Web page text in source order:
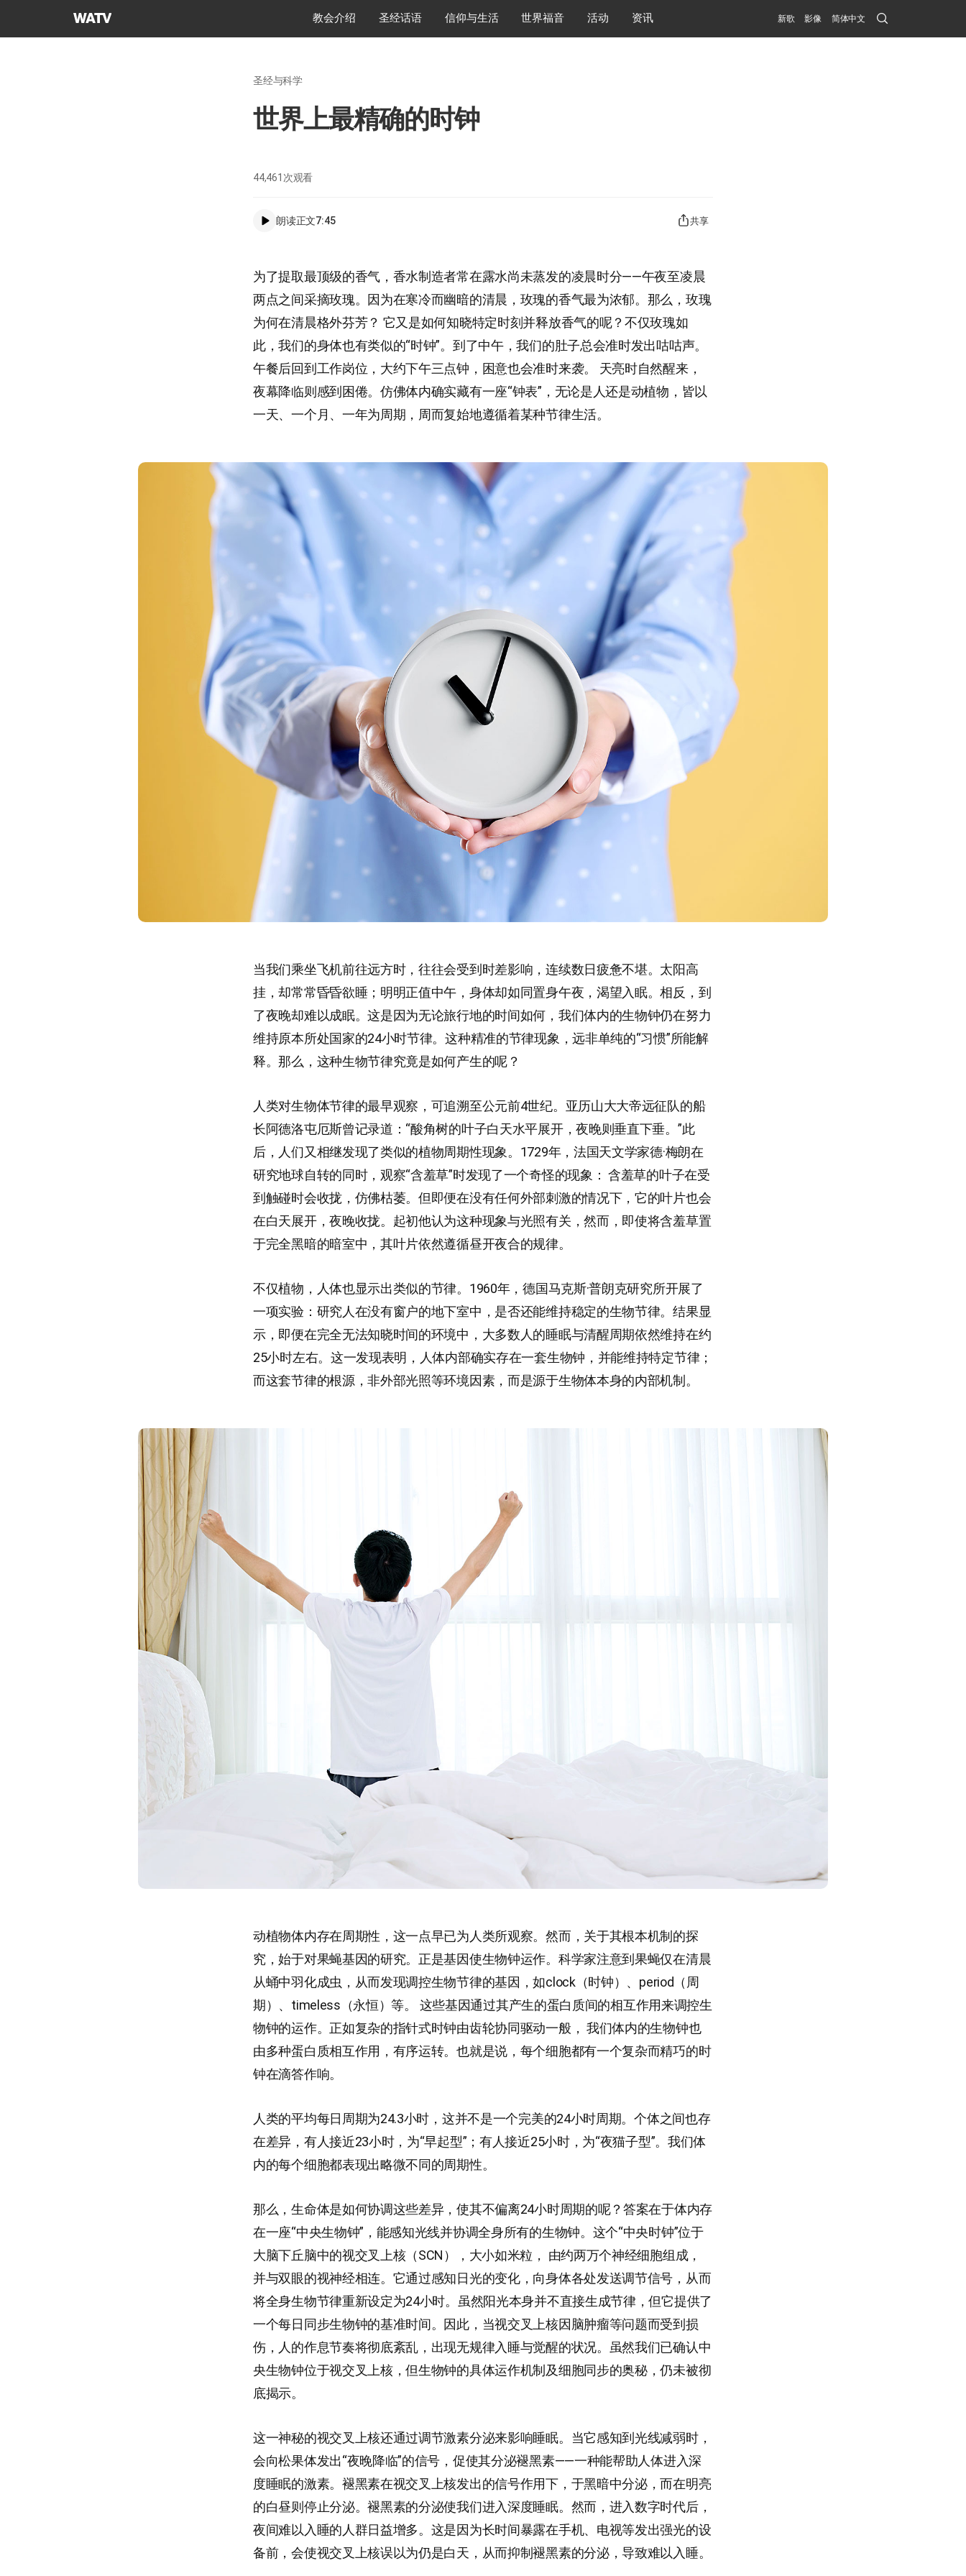
上
教会介绍 圣经话语 信仰与生活 世界福音 活动 资讯 新歌 影像 简体中文 Search
Submit
圣经与科学
世界上最精确的时钟
44,461 次观看
朗读正文7:45 共享
为了提取最顶级的香气，香水制造者常在露水尚未蒸发的凌晨时分——午夜至凌晨
两点之间采摘玫瑰。因为在寒冷而幽暗的清晨，玫瑰的香气最为浓郁。那么，玫瑰
为何在清晨格外芬芳？ 它又是如何知晓特定时刻并释放香气的呢？不仅玫瑰如
此，我们的身体也有类似的“时钟”。到了中午，我们的肚子总会准时发出咕咕声。
午餐后回到工作岗位，大约下午三点钟，困意也会准时来袭。 天亮时自然醒来，
夜幕降临则感到困倦。仿佛体内确实藏有一座“钟表”，无论是人还是动植物，皆以
一天、一个月、一年为周期，周而复始地遵循着某种节律生活。
当我们乘坐飞机前往远方时，往往会受到时差影响，连续数日疲惫不堪。太阳高
挂，却常常昏昏欲睡；明明正值中午，身体却如同置身午夜，渴望入眠。相反，到
了夜晚却难以成眠。这是因为无论旅行地的时间如何，我们体内的生物钟仍在努力
维持原本所处国家的24小时节律。这种精准的节律现象，远非单纯的“习惯”所能解
释。那么，这种生物节律究竟是如何产生的呢？
人类对生物体节律的最早观察，可追溯至公元前4世纪。亚历山大大帝远征队的船
长阿德洛屯厄斯曾记录道：“酸角树的叶子白天水平展开，夜晚则垂直下垂。”此
后，人们又相继发现了类似的植物周期性现象。1729年，法国天文学家德·梅朗在
研究地球自转的同时，观察“含羞草”时发现了一个奇怪的现象： 含羞草的叶子在受
到触碰时会收拢，仿佛枯萎。但即便在没有任何外部刺激的情况下，它的叶片也会
在白天展开，夜晚收拢。起初他认为这种现象与光照有关，然而，即使将含羞草置
于完全黑暗的暗室中，其叶片依然遵循昼开夜合的规律。
不仅植物，人体也显示出类似的节律。1960年，德国马克斯·普朗克研究所开展了
一项实验：研究人在没有窗户的地下室中，是否还能维持稳定的生物节律。结果显
示，即便在完全无法知晓时间的环境中，大多数人的睡眠与清醒周期依然维持在约
25小时左右。这一发现表明，人体内部确实存在一套生物钟，并能维持特定节律；
而这套节律的根源，非外部光照等环境因素，而是源于生物体本身的内部机制。
动植物体内存在周期性，这一点早已为人类所观察。然而，关于其根本机制的探
究，始于对果蝇基因的研究。正是基因使生物钟运作。科学家注意到果蝇仅在清晨
从蛹中羽化成虫，从而发现调控生物节律的基因，如clock（时钟）、period（周
期）、timeless（永恒）等。 这些基因通过其产生的蛋白质间的相互作用来调控生
物钟的运作。正如复杂的指针式时钟由齿轮协同驱动一般， 我们体内的生物钟也
由多种蛋白质相互作用，有序运转。也就是说，每个细胞都有一个复杂而精巧的时
钟在滴答作响。
人类的平均每日周期为24.3小时，这并不是一个完美的24小时周期。个体之间也存
在差异，有人接近23小时，为“早起型”；有人接近25小时，为“夜猫子型”。我们体
内的每个细胞都表现出略微不同的周期性。
那么，生命体是如何协调这些差异，使其不偏离24小时周期的呢？答案在于体内存
在一座“中央生物钟”，能感知光线并协调全身所有的生物钟。这个“中央时钟”位于
大脑下丘脑中的视交叉上核（SCN），大小如米粒， 由约两万个神经细胞组成，
并与双眼的视神经相连。它通过感知日光的变化，向身体各处发送调节信号，从而
将全身生物节律重新设定为24小时。虽然阳光本身并不直接生成节律，但它提供了
一个每日同步生物钟的基准时间。因此，当视交叉上核因脑肿瘤等问题而受到损
伤，人的作息节奏将彻底紊乱，出现无规律入睡与觉醒的状况。虽然我们已确认中
央生物钟位于视交叉上核，但生物钟的具体运作机制及细胞同步的奥秘，仍未被彻
底揭示。
这一神秘的视交叉上核还通过调节激素分泌来影响睡眠。当它感知到光线减弱时，
会向松果体发出“夜晚降临”的信号，促使其分泌褪黑素——一种能帮助人体进入深
度睡眠的激素。褪黑素在视交叉上核发出的信号作用下，于黑暗中分泌，而在明亮
的白昼则停止分泌。褪黑素的分泌使我们进入深度睡眠。然而，进入数字时代后，
夜间难以入睡的人群日益增多。这是因为长时间暴露在手机、电视等发出强光的设
备前，会使视交叉上核误以为仍是白天，从而抑制褪黑素的分泌，导致难以入睡。